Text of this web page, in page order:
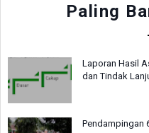
Paling
Laporan Hasil
dan Tindak
Pendampingan